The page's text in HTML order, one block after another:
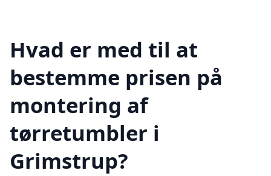
Hvad er med til at
bestemme prisen på
montering af
tørretumbler i
Grimstrup?